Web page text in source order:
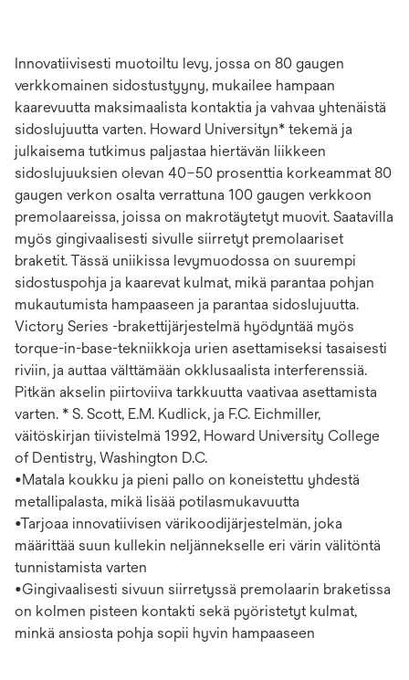
Innovatiivisesti muotoiltu levy, jossa on 80 gaugen
verkkomainen sidostustyyny, mukailee hampaan
kaarevuutta maksimaalista kontaktia ja vahvaa yhtenäistä
sidoslujuutta varten. Howard Universityn* tekemä ja
julkaisema tutkimus paljastaa hiertävän liikkeen
sidoslujuuksien olevan 40–50 prosenttia korkeammat 80
gaugen verkon osalta verrattuna 100 gaugen verkkoon
premolaareissa, joissa on makrotäytetyt muovit. Saatavilla
myös gingivaalisesti sivulle siirretyt premolaariset
braketit. Tässä uniikissa levymuodossa on suurempi
sidostuspohja ja kaarevat kulmat, mikä parantaa pohjan
mukautumista hampaaseen ja parantaa sidoslujuutta.
Victory Series -brakettijärjestelmä hyödyntää myös
torque-in-base-tekniikkoja urien asettamiseksi tasaisesti
riviin, ja auttaa välttämään okklusaalista interferenssiä.
Pitkän akselin piirtoviiva tarkkuutta vaativaa asettamista
varten. * S. Scott, E.M. Kudlick, ja F.C. Eichmiller,
väitöskirjan tiivistelmä 1992, Howard University College
of Dentistry, Washington D.C.
•Matala koukku ja pieni pallo on koneistettu yhdestä
metallipalasta, mikä lisää potilasmukavuutta
•Tarjoaa innovatiivisen värikoodijärjestelmän, joka
määrittää suun kullekin neljännekselle eri värin välitöntä
tunnistamista varten
•Gingivaalisesti sivuun siirretyssä premolaarin braketissa
on kolmen pisteen kontakti sekä pyöristetyt kulmat,
minkä ansiosta pohja sopii hyvin hampaaseen